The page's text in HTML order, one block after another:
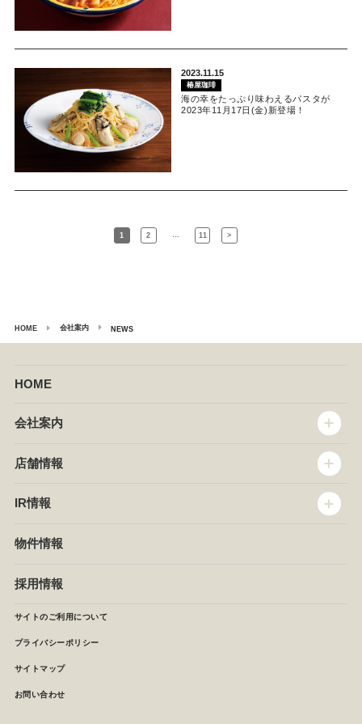
2023.11.15
椿屋珈琲
海の幸をたっぷり味わえるパスタが
2023年11月17日(金)新登場！
1 2 … 11 >
HOME 会社案内 NEWS
HOME
会社案内
企業情報
セントラルキッチン
NEWS
店舗情報
椿屋珈琲
イタリアンダイニングDONA
店舗検索
IR情報
IRニュース
月次報告
決算短信
株主の皆様へ
よくあるご質問 (株主優待制度)
物件情報
採用情報
サイトのご利用について
プライバシーポリシー
サイトマップ
お問い合わせ